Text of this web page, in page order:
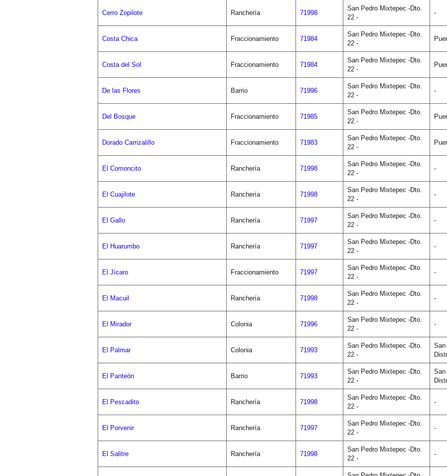
Cerro Zopilote Ranchería 71998
San Pedro Mixtepec -Dto.
22 -
-
Costa Chica Fraccionamiento 71984
San Pedro Mixtepec -Dto.
22 -
Costa del Sol Fraccionamiento 71984
San Pedro Mixtepec -Dto.
22 -
De las Flores Barrio 71996
San Pedro Mixtepec -Dto.
22 -
-
Del Bosque Fraccionamiento 71985
San Pedro Mixtepec -Dto.
22 -
Dorado Carrizalillo Fraccionamiento 71983
San Pedro Mixtepec -Dto.
22 -
El Comoncito Ranchería 71998
San Pedro Mixtepec -Dto.
22 -
-
El Cuajilote Ranchería 71998
San Pedro Mixtepec -Dto.
22 -
-
El Gallo Ranchería 71997
San Pedro Mixtepec -Dto.
22 -
-
El Huarumbo Ranchería 71997
San Pedro Mixtepec -Dto.
22 -
-
El Jícaro Fraccionamiento 71997
San Pedro Mixtepec -Dto.
22 -
-
El Macuil Ranchería 71998
San Pedro Mixtepec -Dto.
22 -
-
El Mirador Colonia 71996
San Pedro Mixtepec -Dto.
22 -
-
El Palmar Colonia 71993
San Pedro Mixtepec -Dto.
22 -
San
El Panteón Barrio 71993
San Pedro Mixtepec -Dto.
22 -
San
El Pescadito Ranchería 71998
San Pedro Mixtepec -Dto.
22 -
-
El Porvenir Ranchería 71997
San Pedro Mixtepec -Dto.
22 -
-
El Salitre Ranchería 71998
San Pedro Mixtepec -Dto.
22 -
-